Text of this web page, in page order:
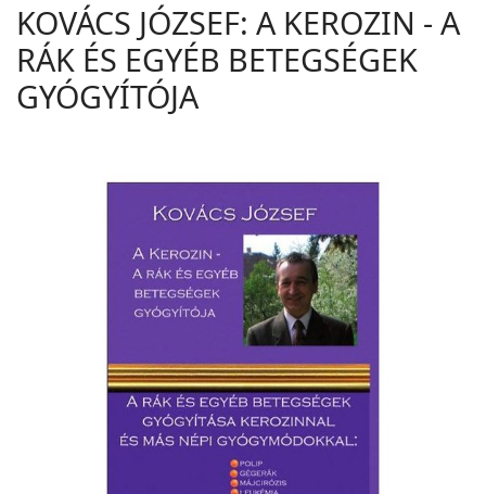
KOVÁCS JÓZSEF: A KEROZIN - A
RÁK ÉS EGYÉB BETEGSÉGEK
GYÓGYÍTÓJA